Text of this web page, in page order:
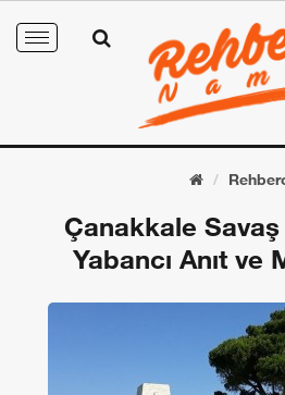
Toggle
Çanakkale Savaş
Yabancı Anıt ve